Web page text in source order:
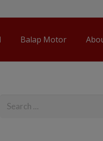
Balap Motor